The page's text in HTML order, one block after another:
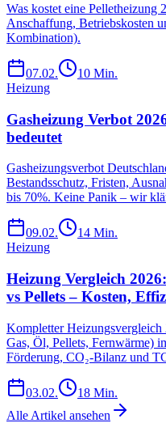
Was kostet eine
Anschaffung, Betriebskosten
Kombination).
07.02. 10 Min.
Heizung
Gasheizung Verbot
bedeutet
Gasheizungsverbot
Bestandsschutz, Fristen,
bis 70%. Keine Panik – wir
09.02. 14 Min.
Heizung
Heizung Vergleich
vs Pellets – Kosten,
Kompletter Heizungsvergleich
Gas, Öl, Pellets, Fernwärme)
Förderung, CO₂-Bilanz und
03.02. 18 Min.
Alle Artikel ansehen